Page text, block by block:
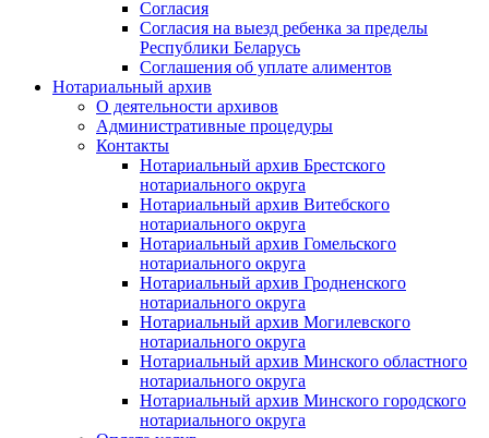
Согласия
Согласия на выезд ребенка за пределы
Республики Беларусь
Соглашения об уплате алиментов
Нотариальный архив
О деятельности архивов
Административные процедуры
Контакты
Нотариальный архив Брестского
нотариального округа
Нотариальный архив Витебского
нотариального округа
Нотариальный архив Гомельского
нотариального округа
Нотариальный архив Гродненского
нотариального округа
Нотариальный архив Могилевского
нотариального округа
Нотариальный архив Минского областного
нотариального округа
Нотариальный архив Минского городского
нотариального округа